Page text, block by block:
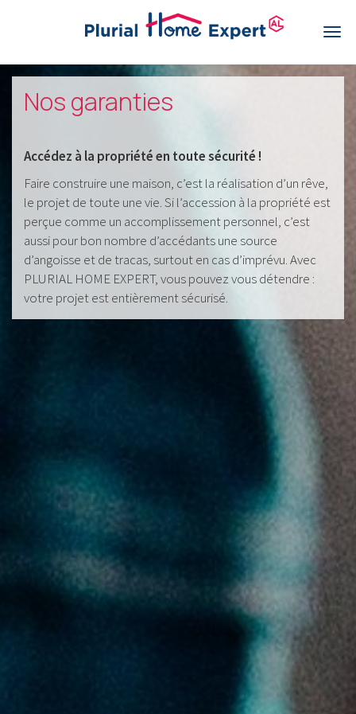
principal
Nos garanties
Accédez à la propriété en toute sécurité !
Faire construire une maison, c’est la réalisation d’un rêve,
le projet de toute une vie. Si l’accession à la propriété est
perçue comme un accomplissement personnel, c’est
aussi pour bon nombre d’accédants une source
d’angoisse et de tracas, surtout en cas d’imprévu. Avec
PLURIAL HOME EXPERT, vous pouvez vous détendre :
votre projet est entièrement sécurisé.